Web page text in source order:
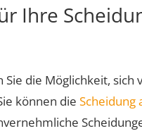
Ihre
Sie die Möglichkeit,
können die Scheidung